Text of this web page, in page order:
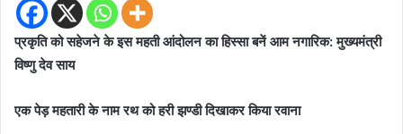
प्रकृति को सहेजने के इस महती आंदोलन का हिस्सा बनें आम नगारिक: मुख्यमंत्री
विष्णु देव साय
एक पेड़ महतारी के नाम रथ को हरी झण्डी दिखाकर किया रवाना